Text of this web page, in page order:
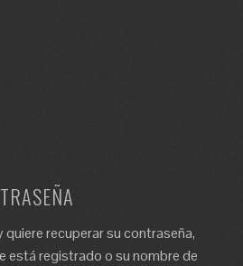
recuperar su contraseña,
está registrado o su nombre de